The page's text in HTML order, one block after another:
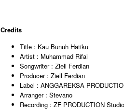
Credits
Title : Kau Bunuh Hatiku
Artist : Muhammad Rifai
Songwriter : Ziell Ferdian
Producer : Ziell Ferdian
Label : ANGGAREKSA
Arranger : Stevano
Recording : ZF PRODUCTION Studio